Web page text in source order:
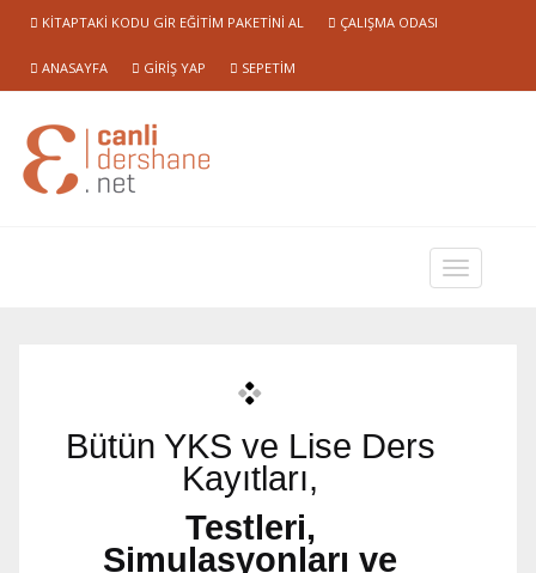
KITAPTAKI KODU GIR EĞITIM PAKETINI AL ÇALIŞMA ODASI
ANASAYFA GIRIŞ YAP SEPETIM
Bütün YKS ve Lise Ders
Kayıtları,
Testleri,
Simulasyonları ve